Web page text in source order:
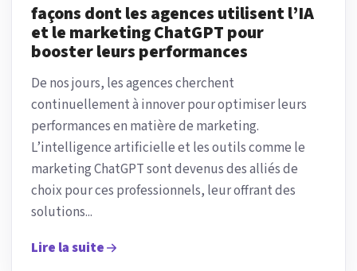
façons dont les agences utilisent l’IA
et le marketing ChatGPT pour
booster leurs performances
De nos jours, les agences cherchent
continuellement à innover pour optimiser leurs
performances en matière de marketing.
L’intelligence artificielle et les outils comme le
marketing ChatGPT sont devenus des alliés de
choix pour ces professionnels, leur offrant des
solutions...
Lire la suite